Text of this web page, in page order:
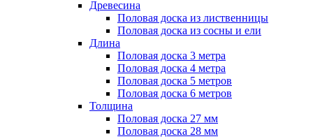
Древесина
Половая доска из лиственницы
Половая доска из сосны и ели
Длина
Половая доска 3 метра
Половая доска 4 метра
Половая доска 5 метров
Половая доска 6 метров
Толщина
Половая доска 27 мм
Половая доска 28 мм